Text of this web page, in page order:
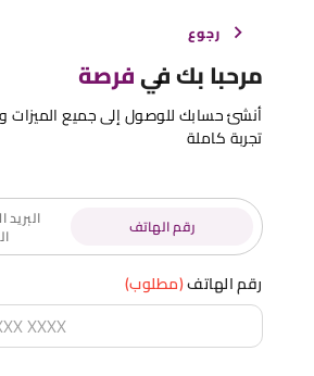
رجوع
مرحبا بك فيفرصة
أنشئ حسابك للوصول إلى جميع الميزات
تجربة كاملة
رقم الهاتف
رقم الهاتف(مطلوب)